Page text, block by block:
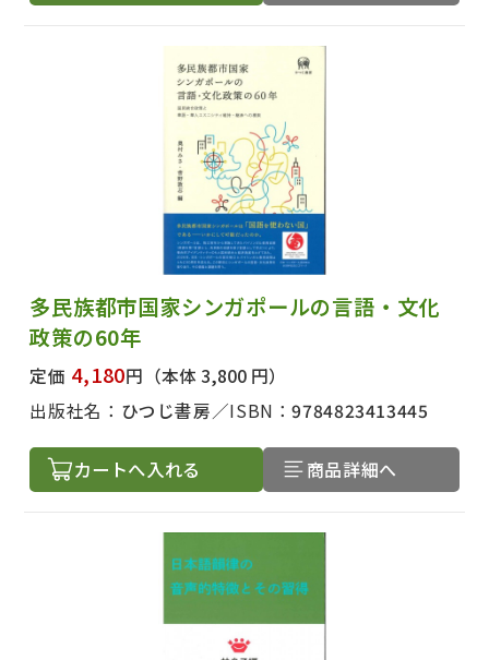
多民族都市国家シンガポールの言語・文化
政策の60年
定価 4,180円 （本体 3,800 円）
出版社名： ひつじ書房 ISBN：9784823413445
カートへ入れる 商品詳細へ